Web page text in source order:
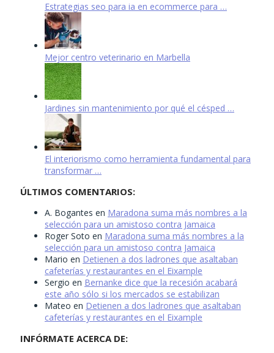
Estrategias seo para ia en ecommerce para …
Mejor centro veterinario en Marbella
Jardines sin mantenimiento por qué el césped …
El interiorismo como herramienta fundamental para
transformar …
ÚLTIMOS COMENTARIOS:
A. Bogantes en Maradona suma más nombres a la
selección para un amistoso contra Jamaica
Roger Soto en Maradona suma más nombres a la
selección para un amistoso contra Jamaica
Mario en Detienen a dos ladrones que asaltaban
cafeterías y restaurantes en el Eixample
Sergio en Bernanke dice que la recesión acabará
este año sólo si los mercados se estabilizan
Mateo en Detienen a dos ladrones que asaltaban
cafeterías y restaurantes en el Eixample
INFÓRMATE ACERCA DE: